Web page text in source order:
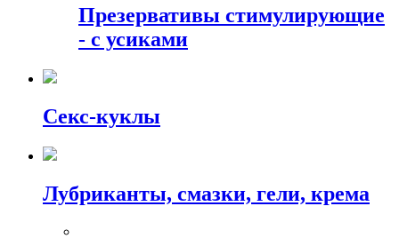
Презервативы стимулирующие
- с усиками
Секс-куклы
Лубриканты, смазки, гели, крема